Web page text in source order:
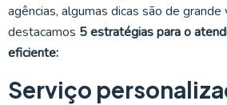
agências, algumas dicas são de grande
destacamos 5 estratégias para o
eficiente:
Serviço